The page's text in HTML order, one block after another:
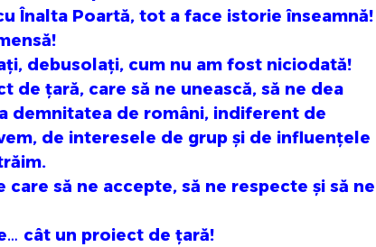
Înalta Poartă, tot a face istorie înseamnă!
debusolați, cum nu am fost niciodată!
de țară, care să ne unească, să ne dea
demnitatea de români, indiferent de
de interesele de grup și de influențele
să ne accepte, să ne respecte și să ne
cât un proiect de țară!